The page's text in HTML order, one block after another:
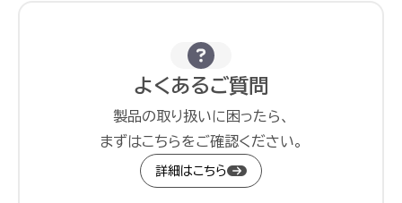
よくあるご質問
製品の取り扱いに困ったら、
まずはこちらをご確認ください。
詳細はこちら